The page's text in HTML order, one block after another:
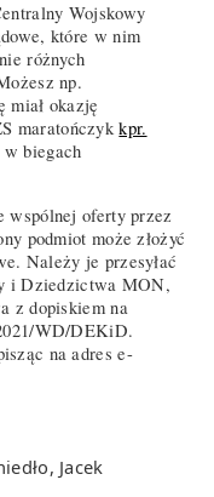
Wojskowy
które w nim
różnych
np.
miał okazję
maratończykkpr.
biegach
wspólnej oferty przez
podmiot może złożyć
Należy je przesyłać
i Dziedzictwa MON,
z dopiskiem na
WD/DEKiD.
na adres e-
Jacek